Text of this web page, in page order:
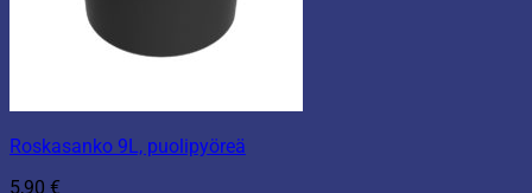
Roskasanko 9L, puolipyöreä
5,90 €